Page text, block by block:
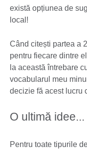
există opțiunea de
local!
Când citești partea a
pentru fiecare dintre
la această întrebare
vocabularul meu
decizie fă acest lucru
O ultimă idee...
Pentru toate tipurile